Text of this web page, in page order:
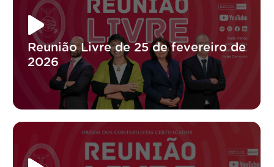
Reunião Livre de 25 de fevereiro de
2026